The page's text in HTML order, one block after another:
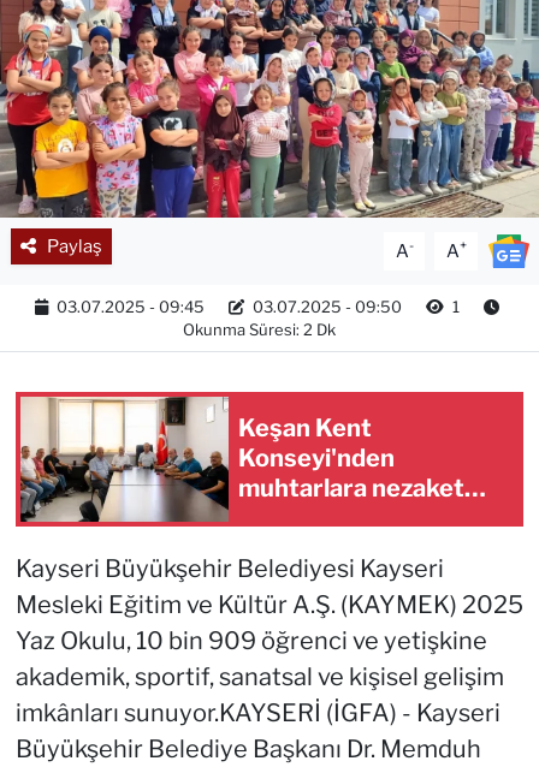
Paylaş A- A+
03.07.2025 - 09:45 03.07.2025 - 09:50
1
Okunma Süresi: 2 Dk
Keşan Kent
Konseyi'nden
muhtarlara nezaket
Kayseri Büyükşehir Belediyesi Kayseri
Mesleki Eğitim ve Kültür A.Ş. (KAYMEK) 2025
Yaz Okulu, 10 bin 909 öğrenci ve yetişkine
akademik, sportif, sanatsal ve kişisel gelişim
imkânları sunuyor.KAYSERİ (İGFA) - Kayseri
Büyükşehir Belediye Başkanı Dr. Memduh